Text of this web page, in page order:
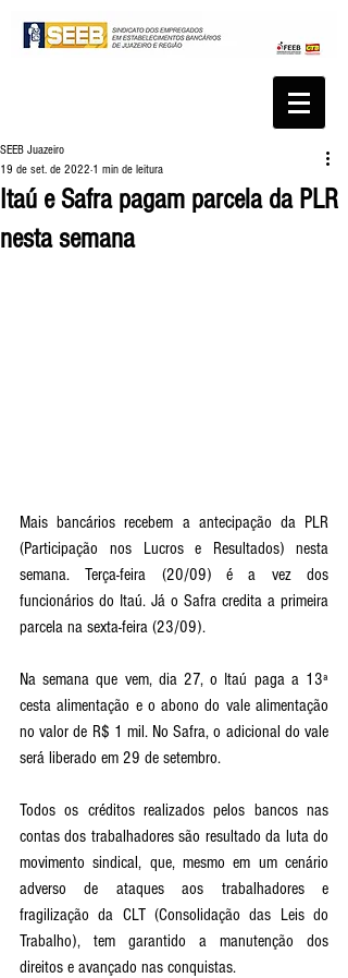
Itaú e Safra pagam parcela da PLR
nesta semana
SEEB Juazeiro
19 de set. de 2022 1 min de leitura
Mais bancários recebem a antecipação da PLR
(Participação nos Lucros e Resultados) nesta
semana. Terça-feira (20/09) é a vez dos
funcionários do Itaú. Já o Safra credita a primeira
parcela na sexta-feira (23/09).
Na semana que vem, dia 27, o Itaú paga a 13ª
cesta alimentação e o abono do vale alimentação
no valor de R$ 1 mil. No Safra, o adicional do vale
será liberado em 29 de setembro.
Todos os créditos realizados pelos bancos nas
contas dos trabalhadores são resultado da luta do
movimento sindical, que, mesmo em um cenário
adverso de ataques aos trabalhadores e
fragilização da CLT (Consolidação das Leis do
Trabalho), tem garantido a manutenção dos
direitos e avançado nas conquistas.